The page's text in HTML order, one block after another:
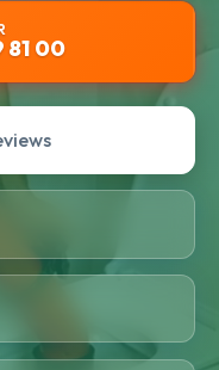
81 00